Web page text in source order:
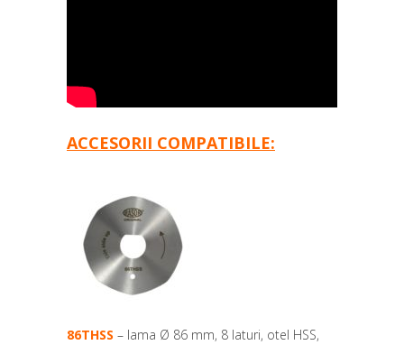
ACCESORII COMPATIBILE:
86THSS – lama Ø 86 mm, 8 laturi, otel HSS,